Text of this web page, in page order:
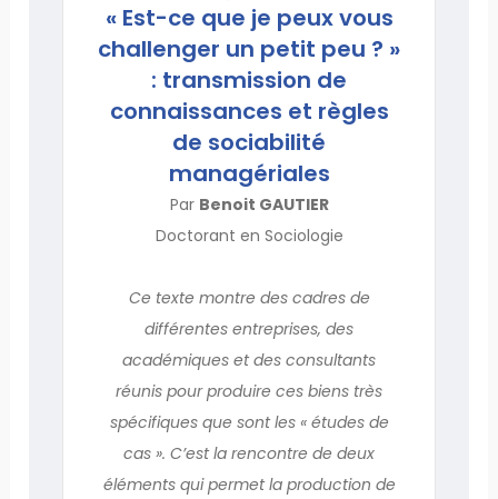
« Est-ce que je peux vous
challenger un petit peu ? »
: transmission de
connaissances et règles
de sociabilité
managériales
Par Benoit GAUTIER
Doctorant en Sociologie
Ce texte montre des cadres de
différentes entreprises, des
académiques et des consultants
réunis pour produire ces biens très
spécifiques que sont les « études de
cas ». C’est la rencontre de deux
éléments qui permet la production de